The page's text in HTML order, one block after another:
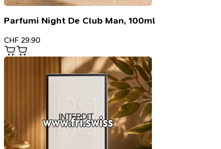
Parfumi Night De Club Man, 100ml
CHF 29.90